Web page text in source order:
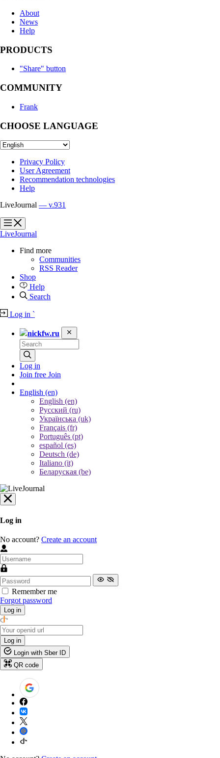
About
News
Help
PRODUCTS
"Share" button
COMMUNITY
Frank
CHOOSE LANGUAGE
Privacy Policy
User Agreement
Recommendation technologies
Help
LiveJournal — v.931
?
?
LiveJournal
Find more
Communities
RSS Reader
Shop
Help
Search
Log in `
nickfw.ru
Log in
Join free Join
English (en)
English (en)
Русский (ru)
Українська (uk)
Français (fr)
Português (pt)
español (es)
Deutsch (de)
Italiano (it)
Беларуская (be)
Log in
No account? Create an account
Remember me
Forgot password
Log in
Log in
Login with Sber ID
QR code